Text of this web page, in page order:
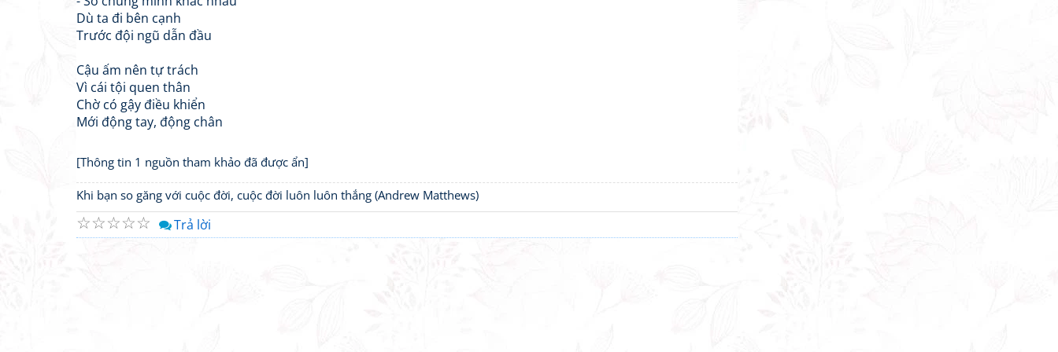
Dù ta đi bên cạnh
Trước đội ngũ dẫn đầu
Cậu ấm nên tự trách
Vì cái tội quen thân
Chờ có gậy điều khiển
Mới động tay, động chân
[Thông tin 1 nguồn tham khảo đã được ẩn]
Khi bạn so găng với cuộc đời, cuộc đời luôn luôn thắng (Andrew Matthews)
☆
☆
☆
☆
☆ Trả lời